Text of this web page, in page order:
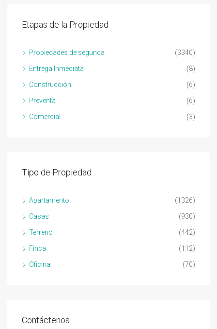
Etapas de la Propiedad
Propiedades de segunda (3340)
Entrega Inmediata (8)
Construcción (6)
Preventa (6)
Comercial (3)
Tipo de Propiedad
Apartamento (1326)
Casas (930)
Terreno (442)
Finca (112)
Oficina (70)
Contáctenos